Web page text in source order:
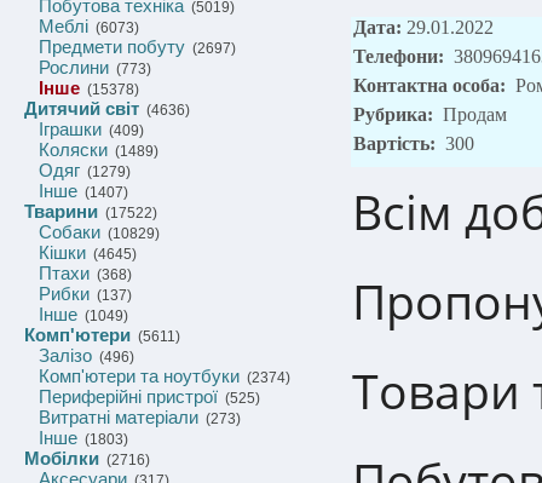
Побутова техніка(5019)
Меблі (6073)
Предмети побуту (2697)
Рослини (773)
Інше (15378)
Дитячий світ (4636)
Іграшки (409)
Коляски (1489)
Одяг (1279)
Інше (1407)
Тварини (17522)
Собаки (10829)
Кішки (4645)
Птахи (368)
Рибки (137)
Інше (1049)
Комп'ютери (5611)
Залізо (496)
Комп'ютери та ноутбуки (2374)
Периферійні пристрої (525)
Витратні матеріали (273)
Інше (1803)
Мобілки (2716)
Аксесуари
Дата: 29.01.2022
Телефони:
Контактна особа:
Рубрика: Продам
Вартість: 300
Всім
Товари